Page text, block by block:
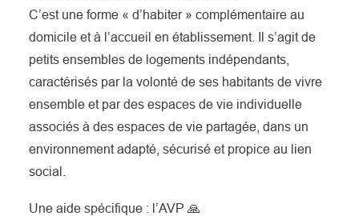
C’est une forme « d’habiter » complémentaire au
domicile et à l’accueil en établissement. Il s’agit de
petits ensembles de logements indépendants,
caractérisés par la volonté de ses habitants de vivre
ensemble et par des espaces de vie individuelle
associés à des espaces de vie partagée, dans un
environnement adapté, sécurisé et propice au lien
social.
Une aide spécifique : l’AVP 🙏